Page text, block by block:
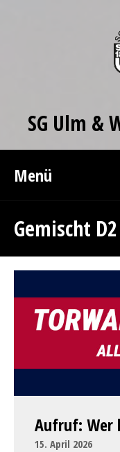
SG Ulm &
Menü
Gemischt D2
Aufruf: Wer
15. April 2026